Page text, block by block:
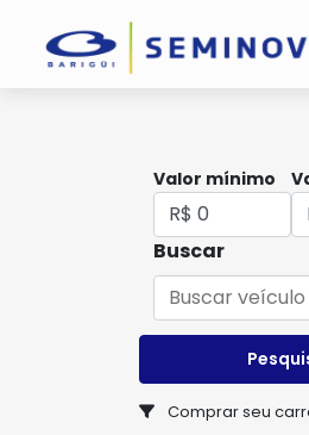
Valor mínimo
Buscar
Comprar seu